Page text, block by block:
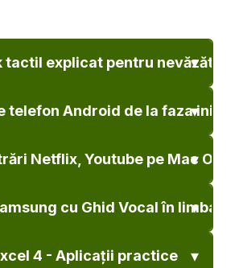
tactil explicat pentru nevăzători
telefon Android de la faza
Netflix, Youtube pe Mac OS X
cu Ghid Vocal în limba
4 - Aplicații practice